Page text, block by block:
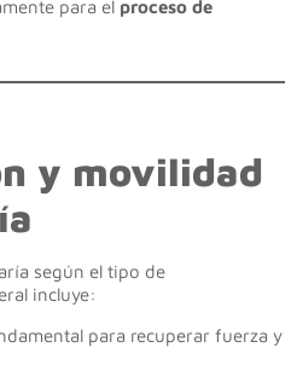
para el proceso de
y movilidad
según el tipo de
incluye:
para recuperar fuerza y